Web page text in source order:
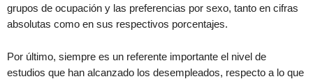
grupos de ocupación y las preferencias por sexo, tanto en cifras
absolutas como en sus respectivos porcentajes.
Por último, siempre es un referente importante el nivel de
estudios que han alcanzado los desempleados, respecto a lo que